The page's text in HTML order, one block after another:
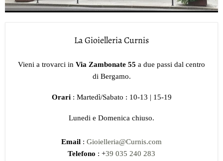
La Gioielleria Curnis
Vieni a trovarci in Via Zambonate 55 a due passi dal centro
di Bergamo.
Orari : Martedì/Sabato : 10-13 | 15-19
Lunedi e Domenica chiuso.
Email : Gioielleria@Curnis.com
Telefono : +39 035 240 283